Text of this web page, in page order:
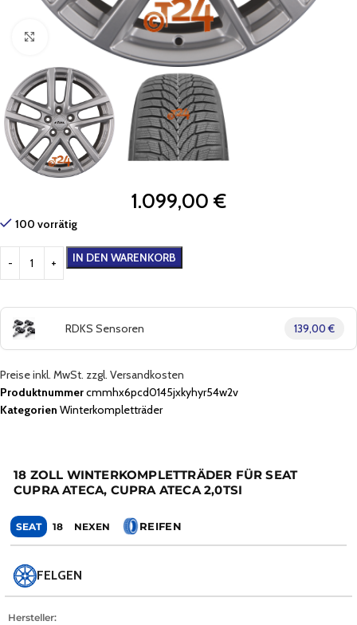
Zum Vergrößern klicken
1.099,00 €
100 vorrätig
IN DEN WARENKORB
RDKS Sensoren 139,00 €
Preise inkl. MwSt. zzgl. Versandkosten
Produktnummercmmhx6pcd0145jxkyhyr54w2v
Kategorien Winterkompletträder
18 ZOLL WINTERKOMPLETTRÄDER FÜR SEAT
CUPRA ATECA, CUPRA ATECA 2,0TSI
SEAT 18 NEXEN REIFEN
FELGEN
Hersteller: